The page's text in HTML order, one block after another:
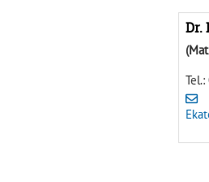
Dr.